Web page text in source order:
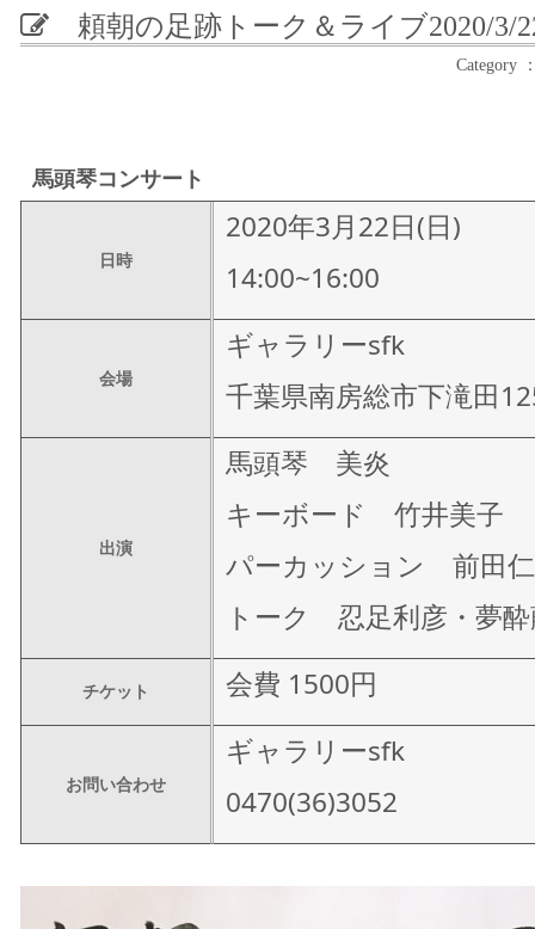
頼朝の足跡トーク＆ライブ2020/3/
Category
馬頭琴コンサート
日時
2020年3月22日(日)
14:00~16:00
会場
ギャラリーsfk
千葉県南房総市下滝田
出演
馬頭琴 美炎
キーボード 竹井美子
パーカッション 前田仁
トーク 忍足利彦・夢
チケット 会費 1500円
お問い合わせ
ギャラリーsfk
0470(36)3052